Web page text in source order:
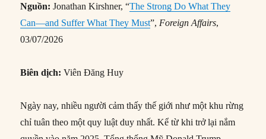
Nguồn: Jonathan Kirshner, “The Strong Do What They
Can—and Suffer What They Must”, Foreign Affairs,
03/07/2026
Biên dịch: Viên Đăng Huy
Ngày nay, nhiều người cảm thấy thế giới như một khu rừng
chỉ tuân theo một quy luật duy nhất. Kể từ khi trở lại nắm